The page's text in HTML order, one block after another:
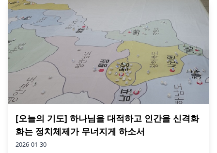
[오늘의 기도] 하나님을 대적하고 인간을 신격화
화는 정치체제가 무너지게 하소서
2026-01-30